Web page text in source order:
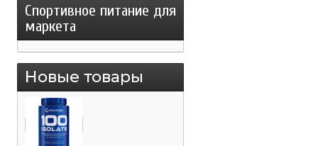
Спортивное питание для
маркета
Новые товары